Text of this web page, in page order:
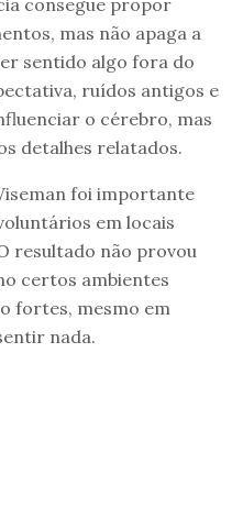
consegue propor
mas não apaga a
sentido algo fora do
ruídos antigos e
o cérebro, mas
detalhes relatados.
foi importante
em locais
resultado não provou
certos ambientes
fortes, mesmo em
nada.